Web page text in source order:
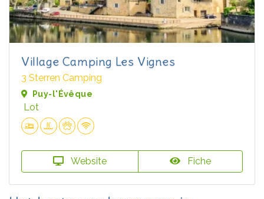
Village Camping Les Vignes
3 Sterren Camping
Puy-l'Évêque
Lot
Website Fiche